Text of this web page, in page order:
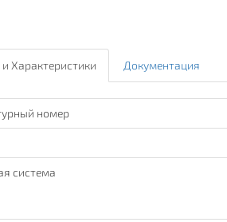
Характеристики Документация
номер
система